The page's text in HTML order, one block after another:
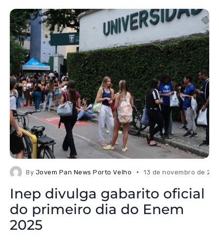
By Jovem Pan News Porto Velho 13 de novembro de
Inep divulga gabarito oficial
do primeiro dia do Enem
2025